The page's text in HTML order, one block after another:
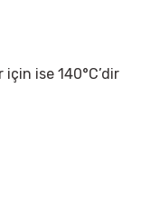
ise 140°C’dir